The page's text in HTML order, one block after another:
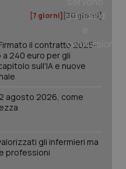
[7 giorni] [30 giorni]
il contratto 2025-
240 euro per gli
sull'IA e nuove
agosto 2026, come
gli infermieri ma
professioni